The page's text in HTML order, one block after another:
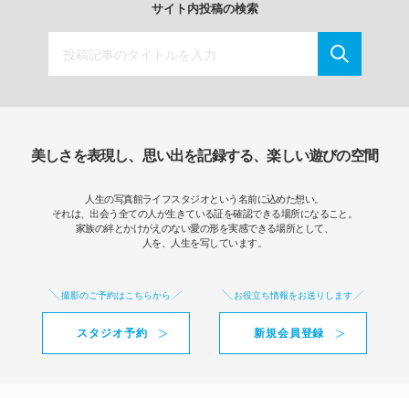
サイト内投稿の検索
美しさを表現し、思い出を記録する、楽しい遊びの空間
人生の写真館ライフスタジオという名前に込めた想い。
それは、出会う全ての人が生きている証を確認できる場所になること。
家族の絆とかけがえのない愛の形を実感できる場所として、
人を、人生を写しています。
撮影のご予約はこちらから
スタジオ予約
お役立ち情報をお送りします
新規会員登録